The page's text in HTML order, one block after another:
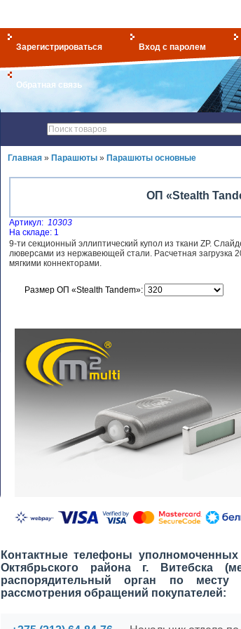
Зарегистрироваться Вход с паролем
Обратная связь
Главная » Парашюты » Парашюты основные
ОП «Stealth
Артикул: 10303
На складе: 1
9-ти секционный эллиптический купол из ткани ZP.
люверсами из нержавеющей стали. Расчетная загрузка
мягкими коннекторами.
Размер ОП «Stealth Tandem»:
Контактные телефоны
Октябрьского района г. Витебска
распорядительный орган по месту
рассмотрения обращений покупателей: